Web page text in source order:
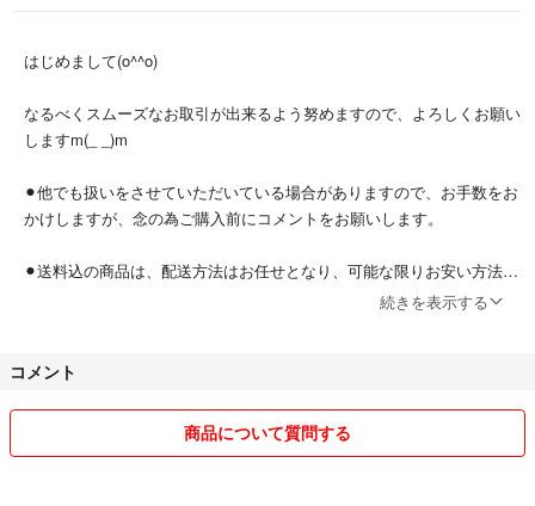
はじめまして(o^^o)
なるべくスムーズなお取引が出来るよう努めますので、よろしくお願い
しますm(_ _)m
⚫︎他でも扱いをさせていただいている場合がありますので、お手数をお
かけしますが、念の為ご購入前にコメントをお願いします。
⚫︎送料込の商品は、配送方法はお任せとなり、可能な限りお安い方法を
とらせていただきますので、洋服のシワなどご容赦ください。
価格に近いお値段でご購入の意思をご表示いただいた方、そして購入さ
れた方を優先とさせてくださいませm(__)m
続きを表示する
コメント
商品について質問する